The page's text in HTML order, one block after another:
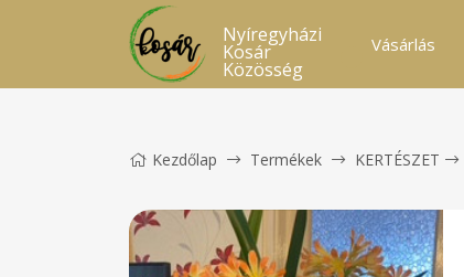
Nyíregyházi
Kosár
Közösség
Vásárlás
Kezdőlap Termékek KERTÉSZET